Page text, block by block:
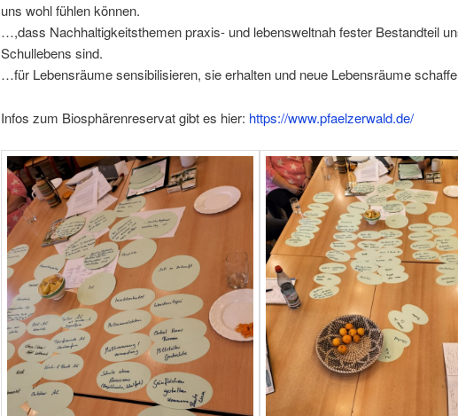
uns wohl fühlen können.
…,dass Nachhaltigkeitsthemen praxis- und lebensweltnah fester Bestandteil
Schullebens sind.
…für Lebensräume sensibilisieren, sie erhalten und neue Lebensräume
Infos zum Biosphärenreservat gibt es hier: https://www.pfaelzerwald.de/